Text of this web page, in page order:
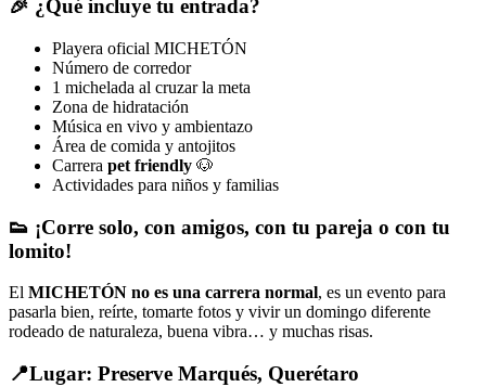
🎉 ¿Qué incluye tu entrada?
Playera oficial MICHETÓN
Número de corredor
1 michelada al cruzar la meta
Zona de hidratación
Música en vivo y ambientazo
Área de comida y antojitos
Carrera pet friendly 🐶
Actividades para niños y familias
👟 ¡Corre solo, con amigos, con tu pareja o con tu
lomito!
El MICHETÓN no es una carrera normal, es un evento para
pasarla bien, reírte, tomarte fotos y vivir un domingo diferente
rodeado de naturaleza, buena vibra… y muchas risas.
📍Lugar: Preserve Marqués, Querétaro